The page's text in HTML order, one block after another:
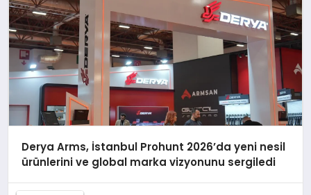
Derya Arms, İstanbul Prohunt 2026’da yeni nesil
ürünlerini ve global marka vizyonunu sergiledi